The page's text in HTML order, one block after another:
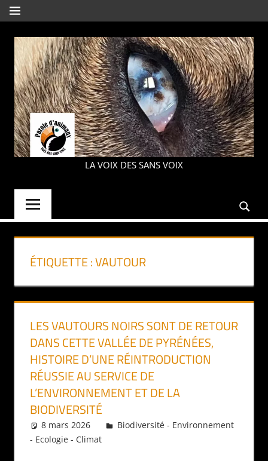
Aller
au
contenu
MENU
PAROLE
LA VOIX DES SANS VOIX
ÉTIQUETTE :VAUTOUR
LES VAUTOURS NOIRS SONT DE RETOUR
DANS CETTE VALLÉE DE PYRÉNÉES,
HISTOIRE D’UNE RÉINTRODUCTION
RÉUSSIE AU SERVICE DE
L’ENVIRONNEMENT ET DE LA
BIODIVERSITÉ
8 mars 2026 Daniel
Biodiversité - Environnement
- Ecologie - Climat